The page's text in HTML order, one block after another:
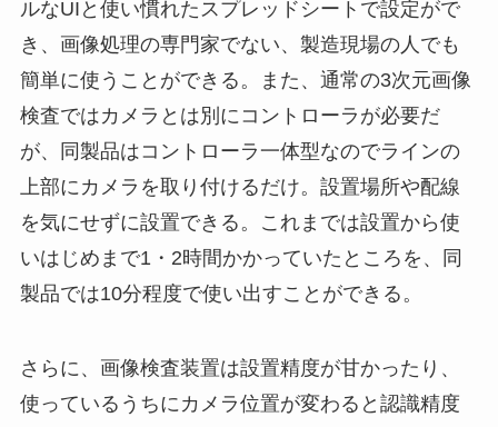
ルなUIと使い慣れたスプレッドシートで設定がで
き、画像処理の専門家でない、製造現場の人でも
簡単に使うことができる。また、通常の3次元画像
検査ではカメラとは別にコントローラが必要だ
が、同製品はコントローラ一体型なのでラインの
上部にカメラを取り付けるだけ。設置場所や配線
を気にせずに設置できる。これまでは設置から使
いはじめまで1・2時間かかっていたところを、同
製品では10分程度で使い出すことができる。
さらに、画像検査装置は設置精度が甘かったり、
使っているうちにカメラ位置が変わると認識精度